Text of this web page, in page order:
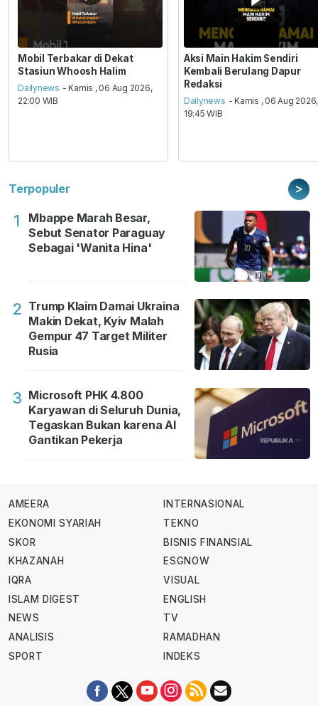
Mobil Terbakar di Dekat
Stasiun Whoosh Halim
Dailynews - Kamis , 06 Aug 2026,
22:00 WIB
Aksi Main Hakim Sendiri
Kembali Berulang Dapur
Redaksi
Dailynews - Kamis , 06 Aug 2026,
19:45 WIB
Terpopuler >
1
Mbappe Marah Besar,
Sebut Senator Paraguay
Sebagai 'Wanita Hina'
2 Trump Klaim Damai Ukraina
Makin Dekat, Kyiv Malah
Gempur 47 Target Militer
Rusia
3 Microsoft PHK 4.800
Karyawan di Seluruh Dunia,
Tegaskan Bukan karena AI
Gantikan Pekerja
AMEERA
EKONOMI SYARIAH
SKOR
KHAZANAH
IQRA
ISLAM DIGEST
NEWS
ANALISIS
SPORT
INTERNASIONAL
TEKNO
BISNIS FINANSIAL
ESGNOW
VISUAL
ENGLISH
TV
RAMADHAN
INDEKS